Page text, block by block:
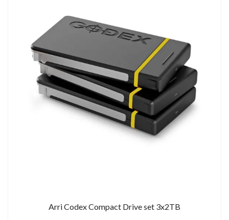
Arri Codex Compact Drive set 3x2TB